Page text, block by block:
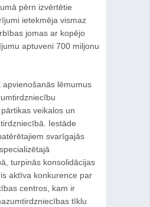
pērn izvērtētie
ietekmēja vismaz
jomas ar kopējo
aptuveni 700 miljonu
apvienošanās lēmumus
veikalos un
Iestāde
svarīgajās
turpinās konsolidācijas
aktīva konkurence par
centros, kam ir
tīklu